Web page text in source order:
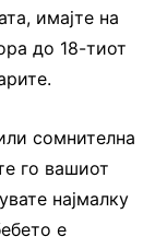
имајте на
до 18-тиот
сомнителна
го вашиот
најмалку
е